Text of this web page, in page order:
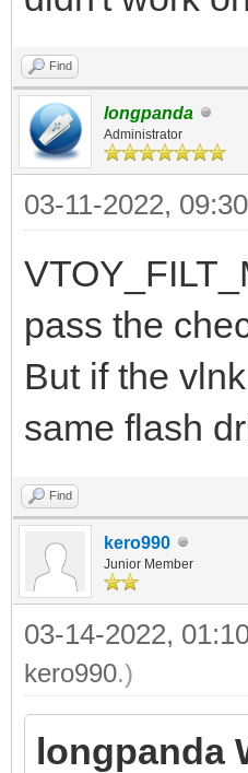
Find
longpanda
Administrator
03-11-2022,
pass the
But if the
same flash
Find
kero990
Junior Member
03-14-2022,
kero990.)
longpanda